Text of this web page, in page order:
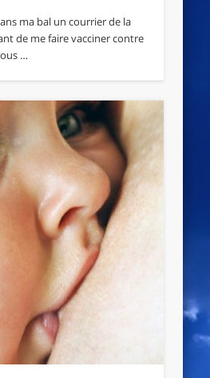
ma bal un courrier de la
de me faire vacciner contre
…